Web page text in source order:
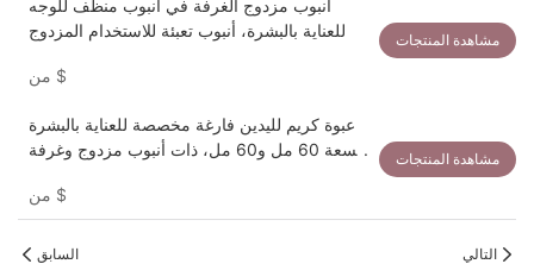
أنبوب مزدوج الغرفة في أنبوب منظف للوجه
للعناية بالبشرة، أنبوب تعبئة للاستخدام المزدوج
$
مشاهدة المنتجات
عبوة كريم لليدين فارغة مخصصة للعناية بالبشرة
بسعة 60 مل و60 مل، ذات أنبوب مزدوج وغرفة
$
مشاهدة المنتجات
السابق التالي